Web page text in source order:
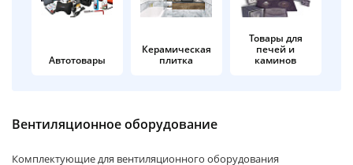
Автотовары
Керамическая
плитка
Товары для
печей и
каминов
Вентиляционное оборудование
Комплектующие для вентиляционного оборудования